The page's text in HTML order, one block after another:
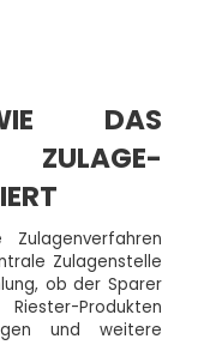
DAS
Zulagenverfahren
Zulagenstelle
ob der Sparer
Produkten
und weitere